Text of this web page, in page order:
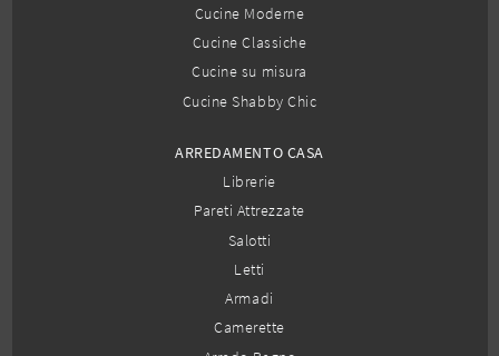
Cucine Moderne
Cucine Classiche
Cucine su misura
Cucine Shabby Chic
ARREDAMENTO CASA
Librerie
Pareti Attrezzate
Salotti
Letti
Armadi
Camerette